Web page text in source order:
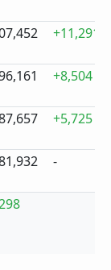
+11,291
+8,504
+5,725
-